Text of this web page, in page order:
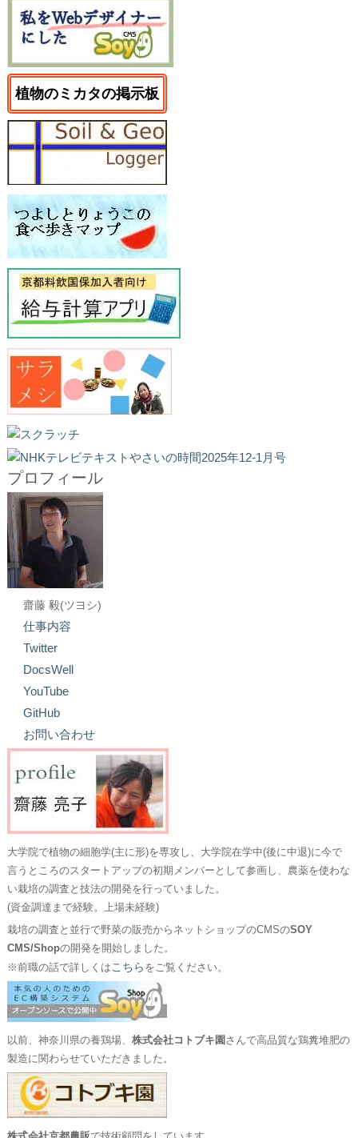
植物のミカタの掲示板
プロフィール
齋藤 毅(ツヨシ)
仕事内容
Twitter
DocsWell
YouTube
GitHub
お問い合わせ
大学院で植物の細胞学(主に形)を専攻し、大学院在学中(後に中退)に今で
言うところのスタートアップの初期メンバーとして参画し、農薬を使わな
い栽培の調査と技法の開発を行っていました。
(資金調達まで経験。上場未経験)
栽培の調査と並行で野菜の販売からネットショップのCMSのSOY
CMS/Shopの開発を開始しました。
※前職の話で詳しくはこちら をご覧ください。
以前、神奈川県の養鶏場、 株式会社コトブキ園 さんで高品質な鶏糞堆肥の
製造に関わらせていただきました。